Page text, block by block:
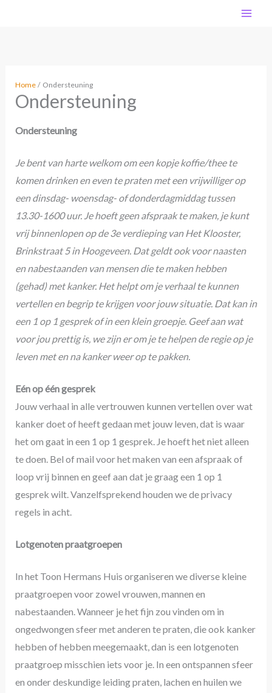
Home Ondersteuning
Ondersteuning
Ondersteuning
Je bent van harte welkom om een kopje koffie/thee te
komen drinken en even te praten met een vrijwilliger op
een dinsdag- woensdag- of donderdagmiddag tussen
13.30-1600 uur. Je hoeft geen afspraak te maken, je kunt
vrij binnenlopen op de 3e verdieping van Het Klooster,
Brinkstraat 5 in Hoogeveen. Dat geldt ook voor naasten
en nabestaanden van mensen die te maken hebben
(gehad) met kanker. Het helpt om je verhaal te kunnen
vertellen en begrip te krijgen voor jouw situatie. Dat kan in
een 1 op 1 gesprek of in een klein groepje. Geef aan wat
voor jou prettig is, we zijn er om je te helpen de regie op je
leven met en na kanker weer op te pakken.
Eén op één gesprek
Jouw verhaal in alle vertrouwen kunnen vertellen over wat
kanker doet of heeft gedaan met jouw leven, dat is waar
het om gaat in een 1 op 1 gesprek. Je hoeft het niet alleen
te doen. Bel of mail voor het maken van een afspraak of
loop vrij binnen en geef aan dat je graag een 1 op 1
gesprek wilt. Vanzelfsprekend houden we de privacy
regels in acht.
Lotgenoten praatgroepen
In het Toon Hermans Huis organiseren we diverse kleine
praatgroepen voor zowel vrouwen, mannen en
nabestaanden. Wanneer je het fijn zou vinden om in
ongedwongen sfeer met anderen te praten, die ook kanker
hebben of hebben meegemaakt, dan is een lotgenoten
praatgroep misschien iets voor je. In een ontspannen sfeer
en onder deskundige leiding praten, lachen en huilen we